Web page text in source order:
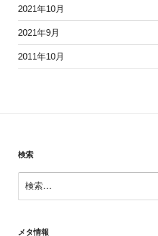
2021年10月
2021年9月
2011年10月
検索
索:
メタ情報